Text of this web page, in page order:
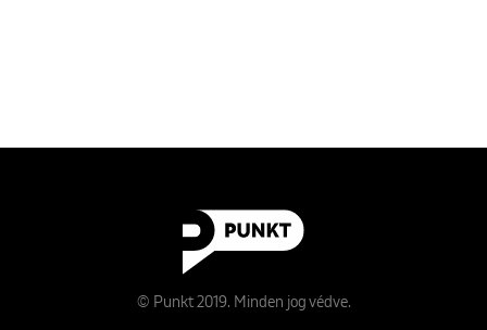
© Punkt 2019. Minden jog védve.